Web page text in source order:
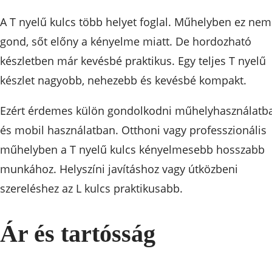
A T nyelű kulcs több helyet foglal. Műhelyben ez nem
gond, sőt előny a kényelme miatt. De hordozható
készletben már kevésbé praktikus. Egy teljes T nyelű
készlet nagyobb, nehezebb és kevésbé kompakt.
Ezért érdemes külön gondolkodni
és mobil használatban. Otthoni vagy professzionális
műhelyben a T nyelű kulcs kényelmesebb hosszabb
munkához. Helyszíni javításhoz vagy útközbeni
szereléshez az L kulcs praktikusabb.
Ár és tartósság